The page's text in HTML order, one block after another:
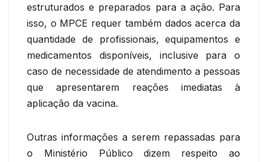
estruturados e preparados para a ação. Para
isso, o MPCE requer também dados acerca da
quantidade de profissionais, equipamentos e
medicamentos disponíveis, inclusive para o
caso de necessidade de atendimento a pessoas
que apresentarem reações imediatas à
aplicação da vacina.
Outras informações a serem repassadas para
o Ministério Público dizem respeito ao